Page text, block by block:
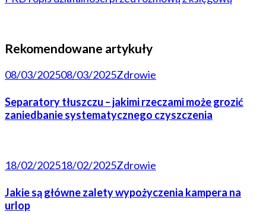
Rekomendowane artykuły
08/03/202508/03/2025Zdrowie
Separatory tłuszczu – jakimi rzeczami może grozić
zaniedbanie systematycznego czyszczenia
18/02/202518/02/2025Zdrowie
Jakie są główne zalety wypożyczenia kampera na
urlop